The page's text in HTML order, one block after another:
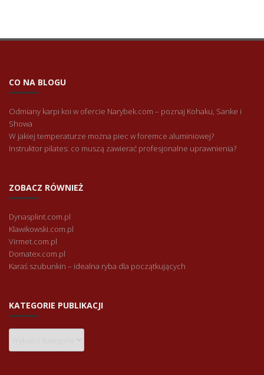
CO NA BLOGU
Odmiany karpi koi w ofercie Narybek.com – poznaj Kohaku, Sanke i
Showa
W jakiej temperaturze można piec w foremce aluminiowej?
Instruktor pilates: co muszą zawierać profesjonalne uprawnienia?
ZOBACZ RÓWNIEŻ
Dynasplint.com.pl
Klawikowski.com.pl
Virmet.com.pl
Domatex.com.pl
Karaś szubunkin – idealna ryba dla początkujących
KATEGORIE PUBLIKACJI